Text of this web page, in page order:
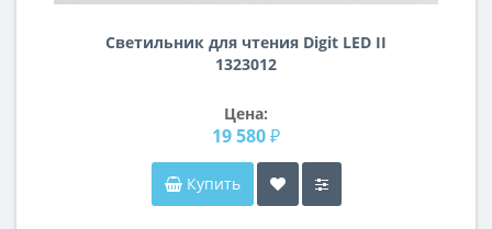
Светильник для чтения Digit LED II
1323012
Цена:
19 580 ₽
Купить